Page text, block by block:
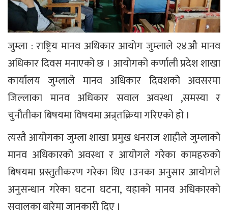
जुम्ला : राष्ट्रिय मानव अधिकार आयोग जुम्लाले २४औ मानव
अधिकार दिवस मनाएको छ । आयोगको कर्णाली प्रदेश शाखा
कार्यालय जुम्लाले मानव अधिकार दिवशको अवसरमा
जिल्लाका मानव अधिकार सवाल अवस्था ,समस्या र
चुनौतीका बिषयमा विषयमा अन्र्तक्रिया गरिएको हो ।
त्यस्तै आयोगका जुम्ला शाखा प्रमुख धनराज शाहीले जुम्लाको
मानव अधिकारको अवस्था र आयोगले गरेका कामहरुको
बिषयमा प्रस्तुतीकरण गरेका थिए ।उनका अनुसार आयोगले
अनुसन्धान गरेका घटना घटना, यहाको मानव अधिकारको
सवालका बारेमा जानकारी दिए ।